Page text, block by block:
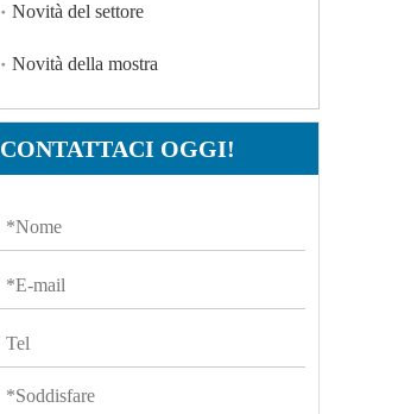
Novità del settore
Novità della mostra
CONTATTACI OGGI!